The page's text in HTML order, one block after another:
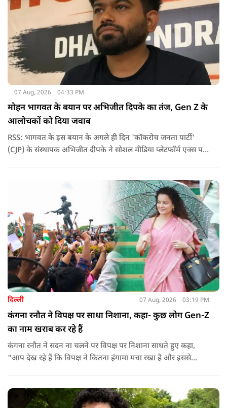
07 Aug, 2026 04:33 PM
मोहन भागवत के बयान पर अभिजीत दिपके का तंज, Gen Z के
आलोचकों को दिया जवाब
RSS: भागवत के इस बयान के अगले ही दिन 'कॉकरोच जनता पार्टी'
(CJP) के संस्थापक अभिजीत दीपके ने सोशल मीडिया प्लेटफॉर्म एक्स पर
दिल्ली 07 Aug, 2026 03:19 PM
कंगना रनौत ने विपक्ष पर साधा निशाना, कहा- कुछ लोग Gen-Z
का नाम खराब कर रहे हैं
कंगना रनौत ने सदन ना चलने पर विपक्ष पर निशाना साधते हुए कहा,
"आप देख रहे हैं कि विपक्ष ने कितना हंगामा मचा रखा है और इससे
देश के सामने साफ हो रही है. और जब हारते हैं, तो रोना रोते हैं."